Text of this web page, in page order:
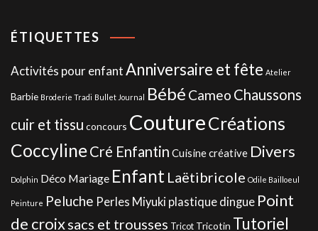
ÉTIQUETTES
Activités pour enfantAnniversaire et fête Atelier
Barbie Broderie Tradi Bullet Journal Bébé Cameo Chaussons
cuir et tissu concours CoutureCréations
CoccylineCré Enfantin Cuisine créative Divers
Dolphin Déco Mariage Enfant Laëtibricole Odile Bailloeul
Peinture Peluche Perles Miyuki plastique dingue Point
de croixsacs et trousses Tricot Tricotin Tutoriel